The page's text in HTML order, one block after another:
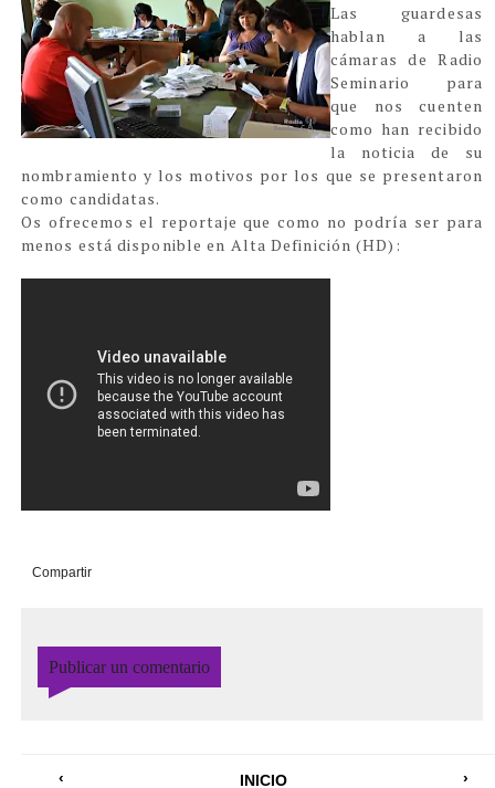
Las guardesas
hablan a las
cámaras de Radio
Seminario para
que nos cuenten
como han recibido
la noticia de su
nombramiento y los motivos por los que se presentaron
como candidatas.
Os ofrecemos el reportaje que como no podría ser para
menos está disponible en Alta Definición (HD):
Compartir
Publicar un comentario
‹ ›
INICIO